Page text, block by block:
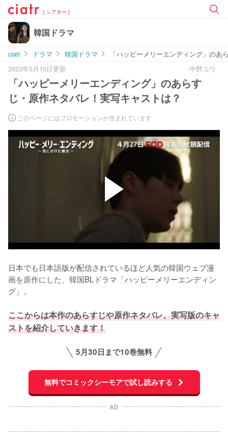
[ シアター ]
韓国ドラマ
ciatr ドラマ 韓国ドラマ
「ハッピーメリーエンディング」の
2023年5月10日更新
中野ユウ
「ハッピーメリーエンディング」のあらす
じ・原作ネタバレ！実写キャストは？
このページにはプロモーションが含まれています
日本でも日本語版が配信されているほど人気の韓国ウェブ漫
画を原作にした、韓国BLドラマ「ハッピーメリーエンディン
グ」。
ここからは本作のあらすじや原作ネタバレ、実写版のキャ
ストを紹介していきます！
5月30日まで10巻無料
無料でコミックシーモアで試し読みする
AD